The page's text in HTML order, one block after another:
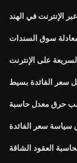
الإنترنت في الهند
سوق السندات
على الإنترنت
سعر الفائدة بسيط
حرق معدل حاسبة
سعر الفائدة
العقود الشاقة